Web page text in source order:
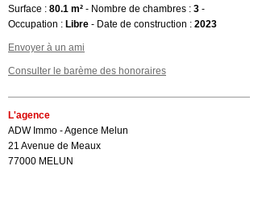
Surface : 80.1 m² - Nombre de chambres : 3 -
Occupation : Libre - Date de construction : 2023
Envoyer à un ami
Consulter le barème des honoraires
L'agence
ADW Immo - Agence Melun
21 Avenue de Meaux
77000 MELUN